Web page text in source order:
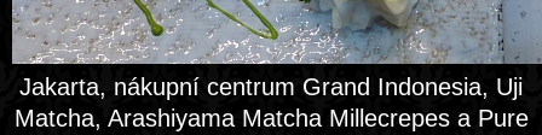
Jakarta, nákupní centrum Grand Indonesia, Uji
Matcha, Arashiyama Matcha Millecrepes a Pure